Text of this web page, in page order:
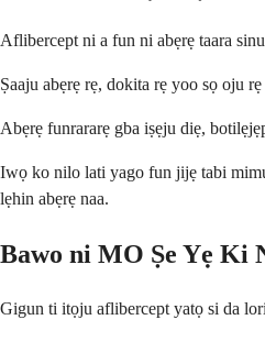
Aflibercept ni a fun ni abẹrẹ taara
Ṣaaju abẹrẹ rẹ, dokita rẹ yoo sọ oju
Abẹrẹ funrararẹ gba iṣẹju diẹ,
Iwọ ko nilo lati yago fun jijẹ tabi
lẹhin abẹrẹ naa.
Bawo ni MO Ṣe Yẹ Ki
Gigun ti itọju aflibercept yatọ si da